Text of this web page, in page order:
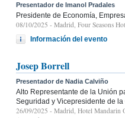
Presentador de Imanol Pradales
Presidente de Economía,
08/10/2025 - Madrid, Four Seasons
Información del evento
Josep Borrell
Presentador de Nadia Calviño
Alto Representante de la Unión
Seguridad y Vicepresidente de
26/09/2025 - Madrid, Hotel Mandarin